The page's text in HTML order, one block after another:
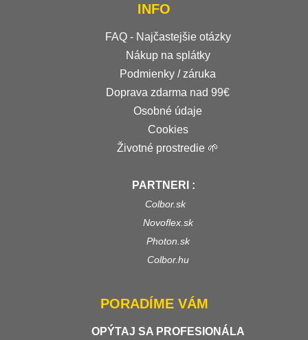
INFO
FAQ - Najčastejšie otázky
Nákup na splátky
Podmienky / záruka
Doprava zdarma nad 99€
Osobné údaje
Cookies
Životné prostredie 🌱
PARTNERI :
Colbor.sk
Novoflex.sk
Photon.sk
Colbor.hu
PORADÍME VÁM
OPÝTAJ SA PROFESIONÁLA